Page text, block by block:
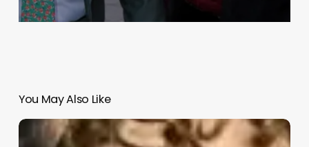
You May Also Like
David